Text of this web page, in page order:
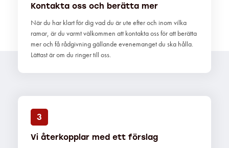
Kontakta oss och berätta mer
När du har klart för dig vad du är ute efter och inom vilka
ramar, är du varmt välkommen att kontakta oss för att berätta
mer och få rådgivning gällande evenemanget du ska hålla.
Lättast är om du ringer till oss.
3
Vi återkopplar med ett förslag